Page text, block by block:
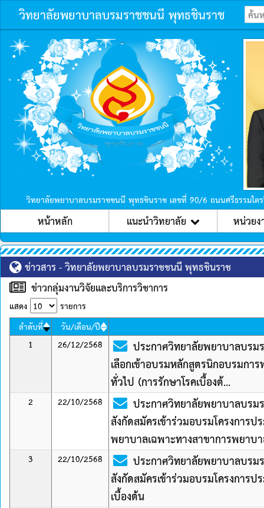
วิทยาลัยพยาบาลบรมราชชนนี พุทธชินราช
ก่อนหน้า
วิทยาลัยพยาบาลบรมราชชนนี พุทธชินราช เลขที่ 90/6 ถนนศรีธรรมไ
หน้าหลัก แนะนำวิทยาลัย หน่วยง
ข่าวสาร - วิทยาลัยพยาบาลบรมราชชนนี พุทธชินราช
ข่าวกลุ่มงานวิจัยและบริการวิชาการ
แสดง
รายการ
ลำดับที่
วัน/เดือน/ปี
1 26/12/2568
ประกาศวิทยาลัยพยาบาลบรม
เลือกเข้าอบรมหลักสูตรนิกอบรมกา
ทั่วไป (การรักษาโรคเบื้องต้...
2 22/10/2568
ประกาศวิทยาลัยพยาบาลบรม
สังกัดสมัครเข้าร่วมอบรมโครงการ
พยาบาลเฉพาะทางสาขาการพยาบา
3 22/10/2568
ประกาศวิทยาลัยพยาบาลบรม
สังกัดสมัครเข้าร่วมอบรมโครงการ
เบื้องต้น